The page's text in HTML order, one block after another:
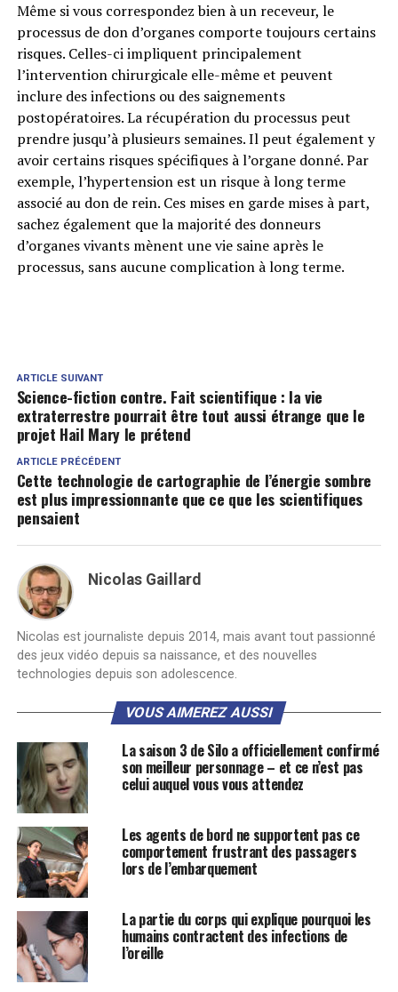
Même si vous correspondez bien à un receveur, le
processus de don d’organes comporte toujours certains
risques. Celles-ci impliquent principalement
l’intervention chirurgicale elle-même et peuvent
inclure des infections ou des saignements
postopératoires. La récupération du processus peut
prendre jusqu’à plusieurs semaines. Il peut également y
avoir certains risques spécifiques à l’organe donné. Par
exemple, l’hypertension est un risque à long terme
associé au don de rein. Ces mises en garde mises à part,
sachez également que la majorité des donneurs
d’organes vivants mènent une vie saine après le
processus, sans aucune complication à long terme.
ARTICLE SUIVANT
Science-fiction contre. Fait scientifique : la vie
extraterrestre pourrait être tout aussi étrange que le
projet Hail Mary le prétend
ARTICLE PRÉCÉDENT
Cette technologie de cartographie de l’énergie sombre
est plus impressionnante que ce que les scientifiques
pensaient
Nicolas Gaillard
Nicolas est journaliste depuis 2014, mais avant tout passionné
des jeux vidéo depuis sa naissance, et des nouvelles
technologies depuis son adolescence.
VOUS AIMEREZ AUSSI
La saison 3 de Silo a officiellement confirmé
son meilleur personnage – et ce n’est pas
celui auquel vous vous attendez
Les agents de bord ne supportent pas ce
comportement frustrant des passagers
lors de l’embarquement
La partie du corps qui explique pourquoi les
humains contractent des infections de
l’oreille